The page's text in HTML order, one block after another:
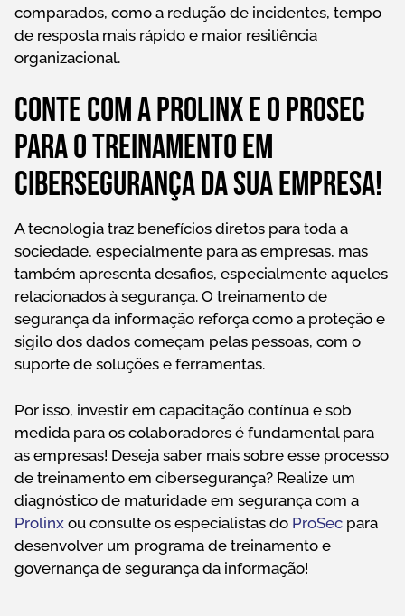
comparados, como a redução de incidentes, tempo
de resposta mais rápido e maior resiliência
organizacional.
Conte com a Prolinx e o ProSec
para o treinamento em
cibersegurança da sua empresa!
A tecnologia traz benefícios diretos para toda a
sociedade, especialmente para as empresas, mas
também apresenta desafios, especialmente aqueles
relacionados à segurança. O treinamento de
segurança da informação reforça como a proteção e
sigilo dos dados começam pelas pessoas, com o
suporte de soluções e ferramentas.
Por isso, investir em capacitação contínua e sob
medida para os colaboradores é fundamental para
as empresas! Deseja saber mais sobre esse processo
de treinamento em cibersegurança? Realize um
diagnóstico de maturidade em segurança com a
Prolinx ou consulte os especialistas do ProSec para
desenvolver um programa de treinamento e
governança de segurança da informação!